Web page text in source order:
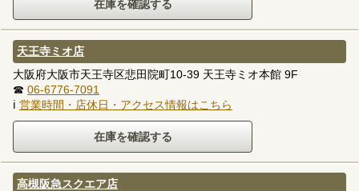
天王寺ミオ店
大阪府大阪市天王寺区悲田院町10-39 天王寺ミオ本館 9F
☎ 06-6776-7091
ℹ 営業時間・店休日・アクセス情報はこちら
高槻阪急スクエア店